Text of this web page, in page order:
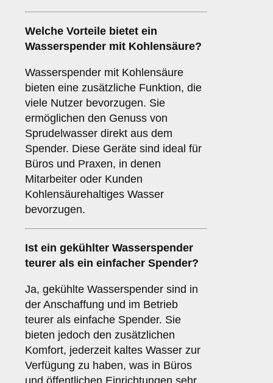
Welche Vorteile bietet ein
Wasserspender mit Kohlensäure?
Wasserspender mit Kohlensäure
bieten eine zusätzliche Funktion, die
viele Nutzer bevorzugen. Sie
ermöglichen den Genuss von
Sprudelwasser direkt aus dem
Spender. Diese Geräte sind ideal für
Büros und Praxen, in denen
Mitarbeiter oder Kunden
Kohlensäurehaltiges Wasser
bevorzugen.
Ist ein gekühlter Wasserspender
teurer als ein einfacher Spender?
Ja, gekühlte Wasserspender sind in
der Anschaffung und im Betrieb
teurer als einfache Spender. Sie
bieten jedoch den zusätzlichen
Komfort, jederzeit kaltes Wasser zur
Verfügung zu haben, was in Büros